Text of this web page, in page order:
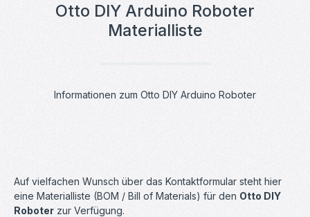
Otto DIY Arduino Roboter
Materialliste
Informationen zum Otto DIY Arduino Roboter
Auf vielfachen Wunsch über das Kontaktformular steht hier
eine Materialliste (BOM / Bill of Materials) für den Otto DIY
Roboter zur Verfügung.